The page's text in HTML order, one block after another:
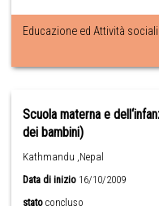
Educazione ed Attività sociali
Scuola materna e
dei bambini)
Kathmandu ,Nepal
Data di inizio 16/10/2009
stato concluso